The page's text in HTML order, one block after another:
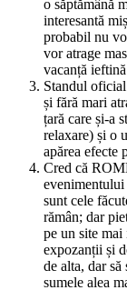
o săptămână
interesantă
probabil nu
vor atrage
vacanță
Standul
și fără mari
țară care și-a
relaxare) și o
apărea efecte
Cred că
sunt cele
rămân; dar
pe un site
expozanții și
de alta, dar
sumele alea